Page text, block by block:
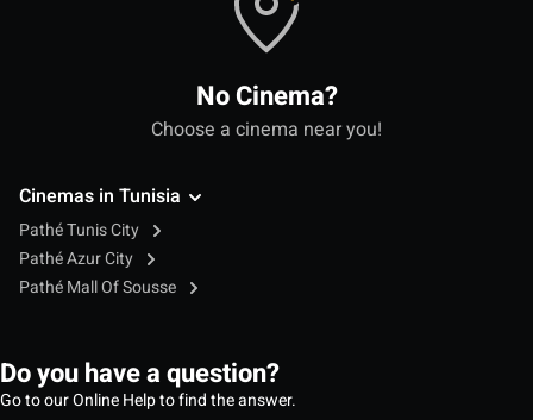
No Cinema?
Choose a cinema near you!
Cinemas in Tunisia
Pathé Tunis City
Pathé Azur City
Pathé Mall Of Sousse
Do you have a question?
Go to our Online Help to find the answer.